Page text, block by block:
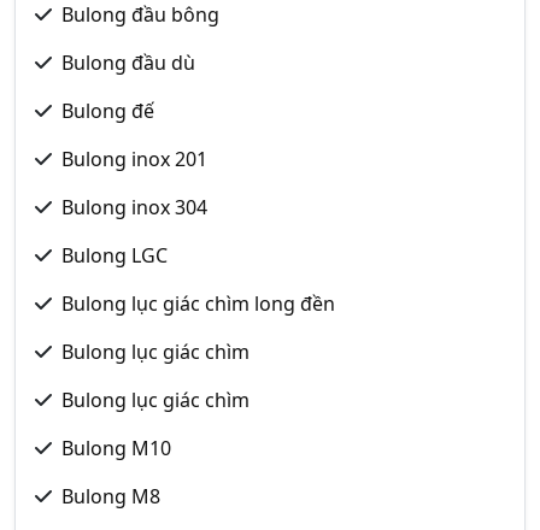
Bulong đầu bông
Bulong đầu dù
Bulong đế
Bulong inox 201
Bulong inox 304
Bulong LGC
Bulong lục giác chìm long đền
Bulong lục giác chìm
Bulong lục giác chìm
Bulong M10
Bulong M8